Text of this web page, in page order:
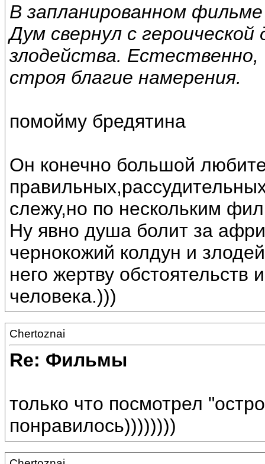
В запланированном
Дум свернул с
злодейства.
строя благие намерения.
помойму бредятина
Он конечно большой
слежу,но по нескольким
Ну явно душа болит за
чернокожий колдун и
него жертву
человека.)))
Chertoznai
Re: Фильмы
только что посмотрел
понравилось))))))))